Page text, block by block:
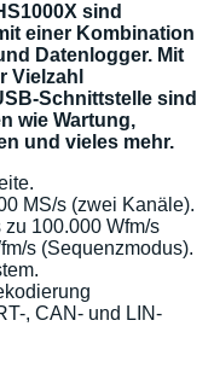
sind
einer Kombination
Datenlogger. Mit
Vielzahl
Schnittstelle sind
wie Wartung,
und vieles mehr.
MS/s (zwei Kanäle).
100.000 Wfm/s
s (Sequenzmodus).
, CAN- und LIN-